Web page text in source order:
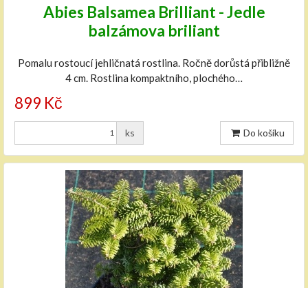
Abies Balsamea Brilliant - Jedle
balzámova briliant
Pomalu rostoucí jehličnatá rostlina. Ročně dorůstá přibližně
4 cm. Rostlina kompaktního, plochého…
899 Kč
ks Do košíku